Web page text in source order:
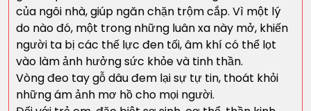
của ngôi nhà, giúp ngăn chặn trộm cắp. Vì một lý
do nào đó, một trong những luân xa này mở, khiến
người ta bị các thế lực đen tối, âm khí có thể lọt
vào làm ảnh hưởng sức khỏe và tinh thần.
Vòng đeo tay gỗ dâu đem lại sự tự tin, thoát khỏi
những ám ảnh mơ hồ cho mọi người.